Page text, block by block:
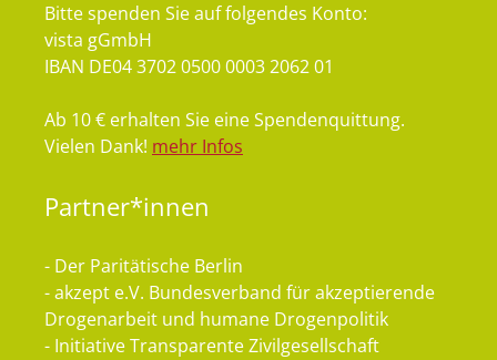
Bitte spenden Sie auf folgendes Konto:
vista gGmbH
IBAN DE04 3702 0500 0003 2062 01
Ab 10 € erhalten Sie eine Spendenquittung.
Vielen Dank! mehr Infos
Partner*innen
- Der Paritätische Berlin
- akzept e.V. Bundesverband für akzeptierende
Drogenarbeit und humane Drogenpolitik
- Initiative Transparente Zivilgesellschaft